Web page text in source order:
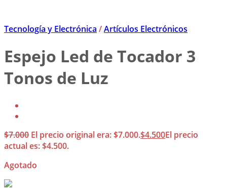
Tecnología y Electrónica /Artículos Electrónicos
Espejo Led de Tocador 3
Tonos de Luz
$7.000 El precio original era: $7.000.$4.500El precio
actual es: $4.500.
Agotado